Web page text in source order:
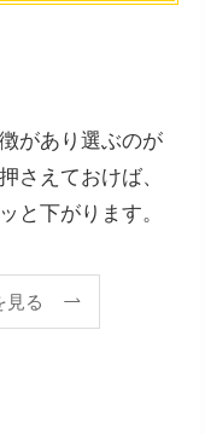
があり選ぶのが
さえておけば、
と下がります。
見る